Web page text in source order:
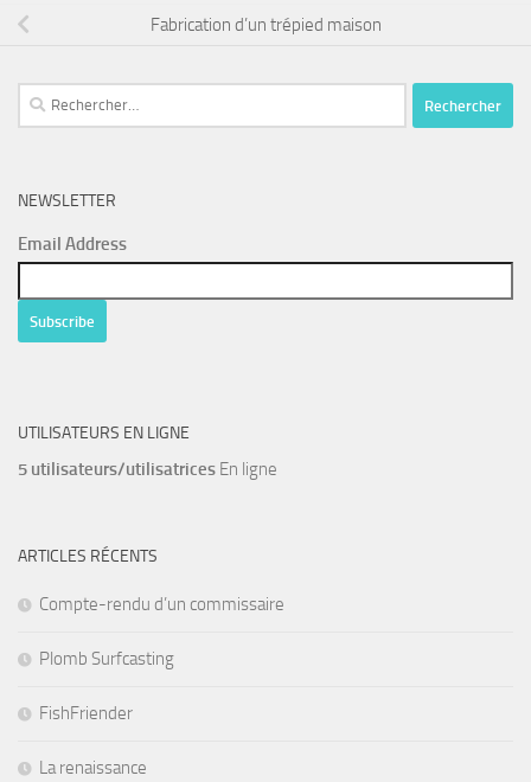
Fabrication d’un trépied maison
Rechercher :
NEWSLETTER
Email Address
UTILISATEURS EN LIGNE
5 utilisateurs/utilisatrices En ligne
ARTICLES RÉCENTS
Compte-rendu d’un commissaire
Plomb Surfcasting
FishFriender
La renaissance